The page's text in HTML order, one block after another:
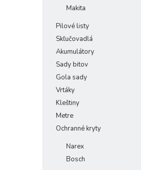
Makita
Pilové listy
Skľučovadlá
Akumulátory
Sady bitov
Gola sady
Vrtáky
Kleštiny
Metre
Ochranné kryty
Narex
Bosch